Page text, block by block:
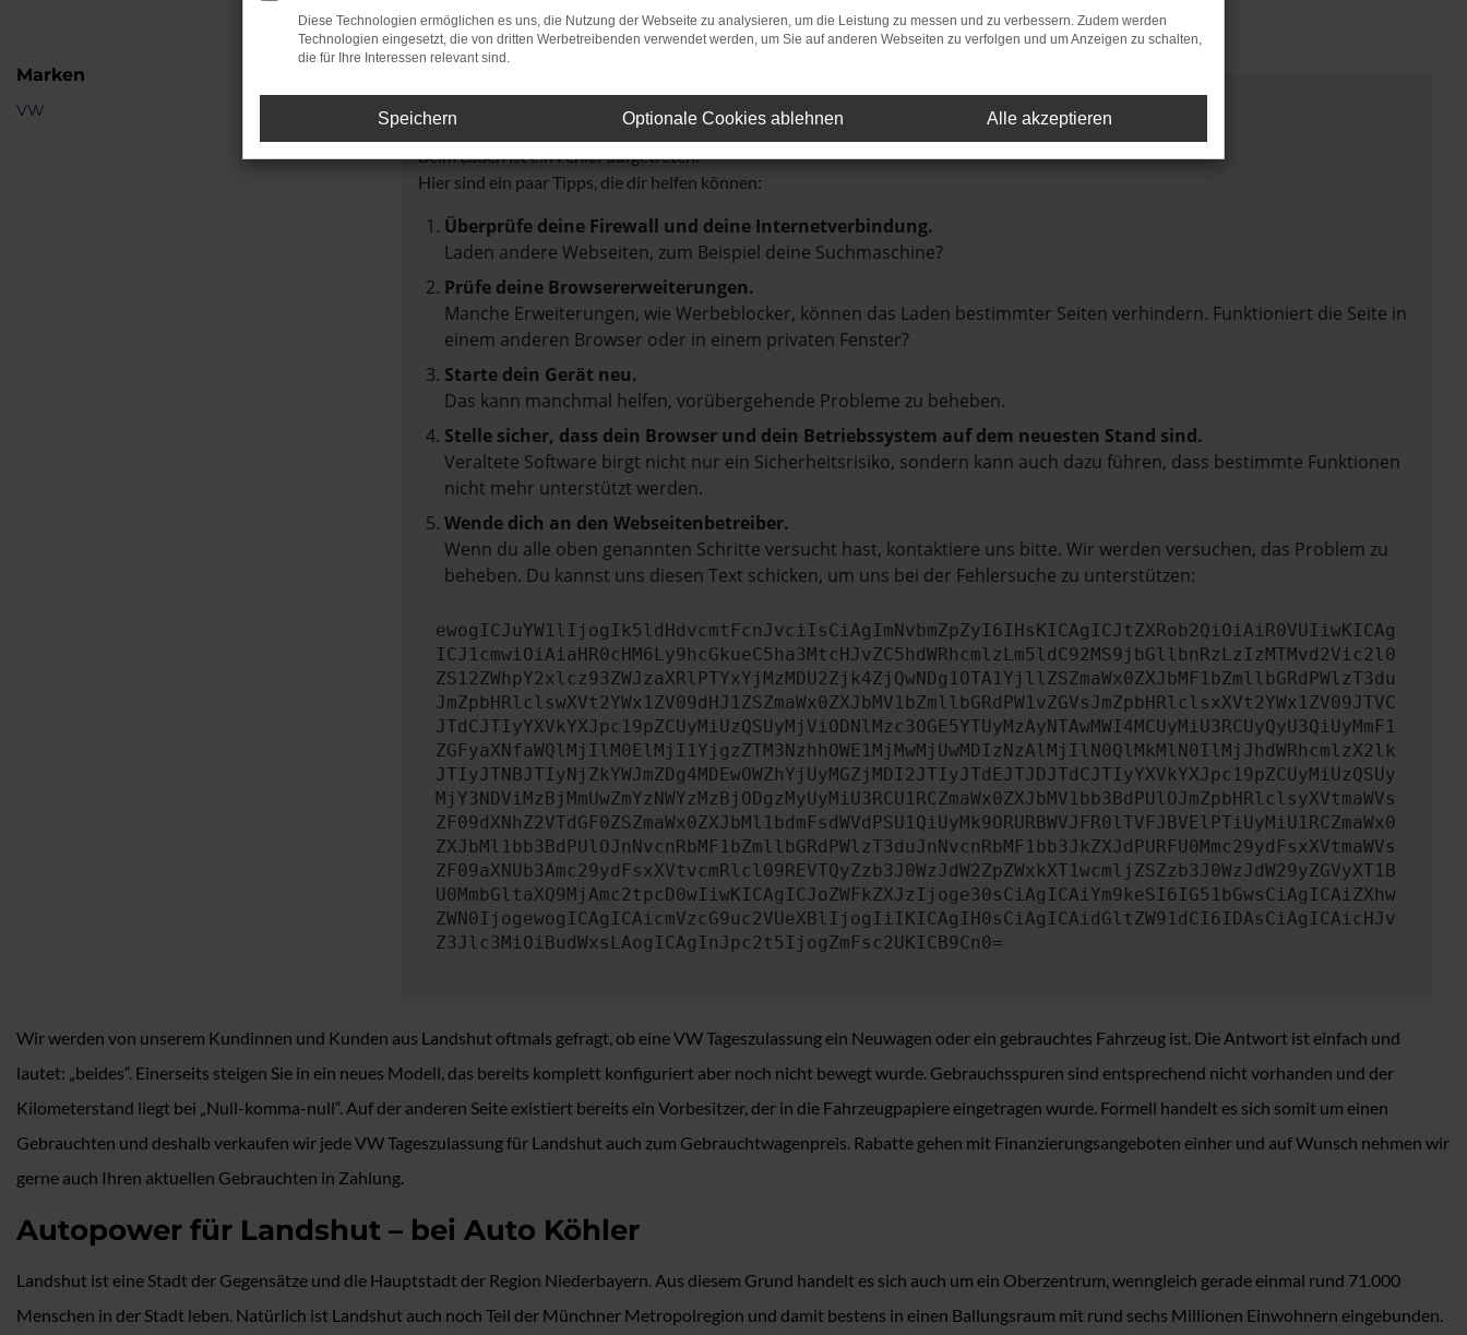
Marken
VW Fehler: Network Error
Beim Laden ist ein Fehler aufgetreten.
Hier sind ein paar Tipps, die dir helfen können:
Überprüfe deine Firewall und deine Internetverbindung.
Laden andere Webseiten, zum Beispiel deine Suchmaschine?
Prüfe deine Browsererweiterungen.
Manche Erweiterungen, wie Werbeblocker, können das Laden bestimmter Seiten verhindern. Funktioniert die Seite in
einem anderen Browser oder in einem privaten Fenster?
Starte dein Gerät neu.
Das kann manchmal helfen, vorübergehende Probleme zu beheben.
Stelle sicher, dass dein Browser und dein Betriebssystem auf dem neuesten Stand sind.
Veraltete Software birgt nicht nur ein Sicherheitsrisiko, sondern kann auch dazu führen, dass bestimmte Funktionen
nicht mehr unterstützt werden.
Wende dich an den Webseitenbetreiber.
Wenn du alle oben genannten Schritte versucht hast, kontaktiere uns bitte. Wir werden versuchen, das Problem zu
beheben. Du kannst uns diesen Text schicken, um uns bei der Fehlersuche zu unterstützen:
ewogICJuYW1lIjogIk5ldHdvcmtFcnJvciIsCiAgImNvbmZpZyI6IHsKICAgICJtZXRob2QiOiAiR0VUIiwKICAg
ICJ1cmwiOiAiaHR0cHM6Ly9hcGkueC5ha3MtcHJvZC5hdWRhcmlzLm5ldC92MS9jbGllbnRzLzIzMTMvd2Vic2l0
ZS12ZWhpY2xlcz93ZWJzaXRlPTYxYjMzMDU2Zjk4ZjQwNDg1OTA1YjllZSZmaWx0ZXJbMF1bZmllbGRdPWlzT3du
JmZpbHRlclswXVt2YWx1ZV09dHJ1ZSZmaWx0ZXJbMV1bZmllbGRdPW1vZGVsJmZpbHRlclsxXVt2YWx1ZV09JTVC
JTdCJTIyYXVkYXJpc19pZCUyMiUzQSUyMjViODNlMzc3OGE5YTUyMzAyNTAwMWI4MCUyMiU3RCUyQyU3QiUyMmF1
ZGFyaXNfaWQlMjIlM0ElMjI1YjgzZTM3NzhhOWE1MjMwMjUwMDIzNzAlMjIlN0QlMkMlN0IlMjJhdWRhcmlzX2lk
JTIyJTNBJTIyNjZkYWJmZDg4MDEwOWZhYjUyMGZjMDI2JTIyJTdEJTJDJTdCJTIyYXVkYXJpc19pZCUyMiUzQSUy
MjY3NDViMzBjMmUwZmYzNWYzMzBjODgzMyUyMiU3RCU1RCZmaWx0ZXJbMV1bb3BdPUlOJmZpbHRlclsyXVtmaWVs
ZF09dXNhZ2VTdGF0ZSZmaWx0ZXJbMl1bdmFsdWVdPSU1QiUyMk9ORURBWVJFR0lTVFJBVElPTiUyMiU1RCZmaWx0
ZXJbMl1bb3BdPUlOJnNvcnRbMF1bZmllbGRdPWlzT3duJnNvcnRbMF1bb3JkZXJdPURFU0Mmc29ydFsxXVtmaWVs
ZF09aXNUb3Amc29ydFsxXVtvcmRlcl09REVTQyZzb3J0WzJdW2ZpZWxkXT1wcmljZSZzb3J0WzJdW29yZGVyXT1B
U0MmbGltaXQ9MjAmc2tpcD0wIiwKICAgICJoZWFkZXJzIjoge30sCiAgICAiYm9keSI6IG51bGwsCiAgICAiZXhw
ZWN0IjogewogICAgICAicmVzcG9uc2VUeXBlIjogIiIKICAgIH0sCiAgICAidGltZW91dCI6IDAsCiAgICAicHJv
Z3Jlc3MiOiBudWxsLAogICAgInJpc2t5IjogZmFsc2UKICB9Cn0=
Wir werden von unserem Kundinnen und Kunden aus Landshut oftmals gefragt, ob eine VW Tageszulassung ein Neuwagen oder ein gebrauchtes Fahrzeug ist. Die Antwort ist einfach und
lautet: „beides“. Einerseits steigen Sie in ein neues Modell, das bereits komplett konfiguriert aber noch nicht bewegt wurde. Gebrauchsspuren sind entsprechend nicht vorhanden und der
Kilometerstand liegt bei „Null-komma-null“. Auf der anderen Seite existiert bereits ein Vorbesitzer, der in die Fahrzeugpapiere eingetragen wurde. Formell handelt es sich somit um einen
Gebrauchten und deshalb verkaufen wir jede VW Tageszulassung für Landshut auch zum Gebrauchtwagenpreis. Rabatte gehen mit Finanzierungsangeboten einher und auf Wunsch nehmen wir
gerne auch Ihren aktuellen Gebrauchten in Zahlung.
Autopower für Landshut – bei Auto Köhler
Landshut ist eine Stadt der Gegensätze und die Hauptstadt der Region Niederbayern. Aus diesem Grund handelt es sich auch um ein Oberzentrum, wenngleich gerade einmal rund 71.000
Menschen in der Stadt leben. Natürlich ist Landshut auch noch Teil der Münchner Metropolregion und damit bestens in einen Ballungsraum mit rund sechs Millionen Einwohnern eingebunden.
Diese Technologien ermöglichen es uns, die Nutzung der Webseite zu analysieren, um die Leistung zu messen und zu verbessern. Zudem werden
Technologien eingesetzt, die von dritten Werbetreibenden verwendet werden, um Sie auf anderen Webseiten zu verfolgen und um Anzeigen zu schalten,
die für Ihre Interessen relevant sind.
Speichern Optionale Cookies ablehnen Alle akzeptieren